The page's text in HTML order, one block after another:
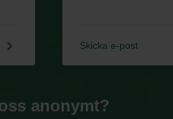
keyboard_arrow_right Skicka e-post
anonymt?